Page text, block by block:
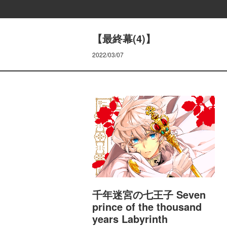
【最終幕(4)】
2022/03/07
千年迷宮の七王子 Seven
prince of the thousand
years Labyrinth